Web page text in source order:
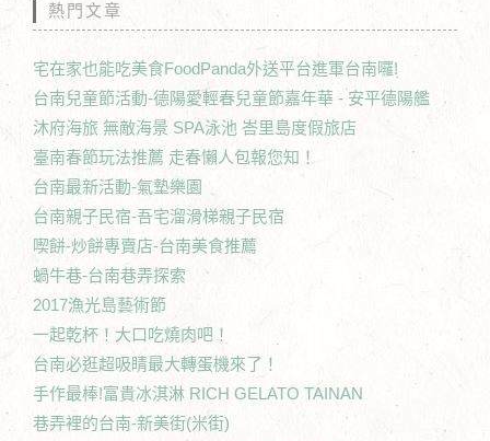
熱門文章
宅在家也能吃美食FoodPanda外送平台進軍台南囉!
台南兒童節活動-德陽愛輕春兒童節嘉年華 - 安平德陽艦
沐府海旅 無敵海景 SPA泳池 峇里島度假旅店
臺南春節玩法推薦 走春懶人包報您知！
台南最新活動-氣墊樂園
台南親子民宿-吾宅溜滑梯親子民宿
喫餅-炒餅專賣店-台南美食推薦
蝸牛巷-台南巷弄探索
2017漁光島藝術節
一起乾杯！大口吃燒肉吧！
台南必逛超吸睛最大轉蛋機來了！
手作最棒!富貴冰淇淋 RICH GELATO TAINAN
巷弄裡的台南-新美街(米街)